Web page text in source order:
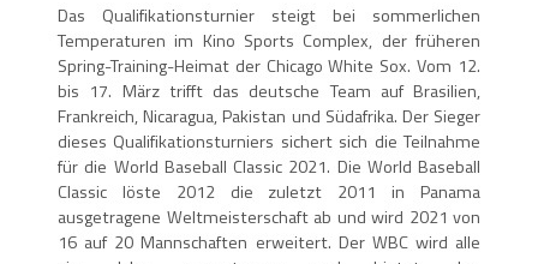
Das Qualifikationsturnier steigt bei sommerlichen
Temperaturen im Kino Sports Complex, der früheren
Spring-Training-Heimat der Chicago White Sox. Vom 12.
bis 17. März trifft das deutsche Team auf Brasilien,
Frankreich, Nicaragua, Pakistan und Südafrika. Der Sieger
dieses Qualifikationsturniers sichert sich die Teilnahme
für die World Baseball Classic 2021. Die World Baseball
Classic löste 2012 die zuletzt 2011 in Panama
ausgetragene Weltmeisterschaft ab und wird 2021 von
16 auf 20 Mannschaften erweitert. Der WBC wird alle